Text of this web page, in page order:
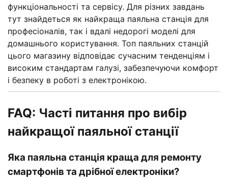
функціональності та сервісу. Для різних завдань
тут знайдеться як найкраща паяльна станція для
професіоналів, так і вдалі недорогі моделі для
домашнього користування. Топ паяльних станцій
цього магазину відповідає сучасним тенденціям і
високим стандартам галузі, забезпечуючи комфорт
і безпеку в роботі з електронікою.
FAQ: Часті питання про вибір
найкращої паяльної станції
Яка паяльна станція краща для ремонту
смартфонів та дрібної електроніки?